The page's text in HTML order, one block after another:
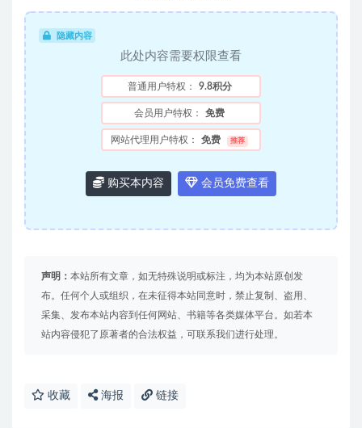
隐藏内容
此处内容需要权限查看
普通用户特权： 9.8积分
会员用户特权： 免费
网站代理用户特权： 免费 推荐
购买本内容 会员免费查看
声明： 本站所有文章，如无特殊说明或标注，均为本站原创发
布。任何个人或组织，在未征得本站同意时，禁止复制、盗用、
采集、发布本站内容到任何网站、书籍等各类媒体平台。如若本
站内容侵犯了原著者的合法权益，可联系我们进行处理。
收藏 海报 链接